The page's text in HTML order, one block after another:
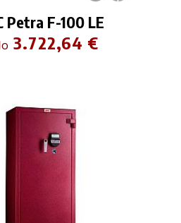
Petra F-100 LE
3.722,64 €